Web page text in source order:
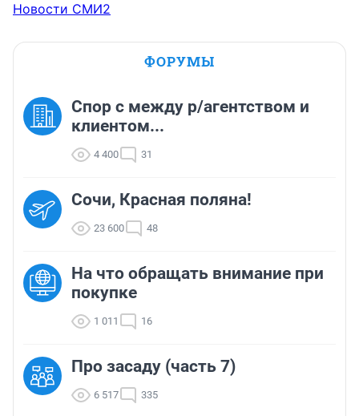
Новости СМИ2
ФОРУМЫ
Спор с между р/агентством и
клиентом...
4 400 31
Сочи, Красная поляна!
23 600 48
На что обращать внимание при
покупке
1 011 16
Про засаду (часть 7)
6 517 335